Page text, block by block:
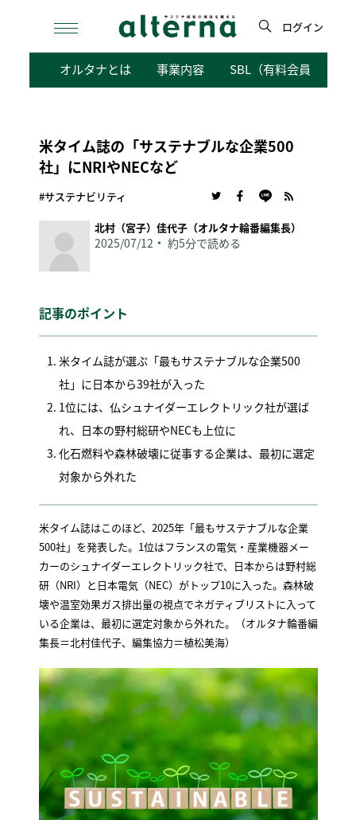
検
ログイン
オルタナとは 事業内容 SBL（有料会員向けサ
米タイム誌の「サステナブルな企業500
社」にNRIやNECなど
#サステナビリティ
北村（宮子）佳代子（オルタナ輪番編集長）
2025/07/12 約5分で読める
記事のポイント
米タイム誌が選ぶ「最もサステナブルな企業500
社」に日本から39社が入った
1位には、仏シュナイダーエレクトリック社が選ば
れ、日本の野村総研やNECも上位に
化石燃料や森林破壊に従事する企業は、最初に選定
対象から外れた
米タイム誌はこのほど、2025年「最もサステナブルな企業
500社」を発表した。1位はフランスの電気・産業機器メー
カーのシュナイダーエレクトリック社で、日本からは野村総
研（NRI）と日本電気（NEC）がトップ10に入った。森林破
壊や温室効果ガス排出量の視点でネガティブリストに入って
いる企業は、最初に選定対象から外れた。（オルタナ輪番編
集長＝北村佳代子、編集協力＝植松美海）